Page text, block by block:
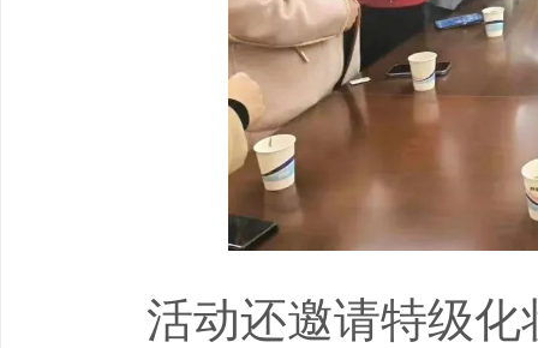
活动还邀请特级化